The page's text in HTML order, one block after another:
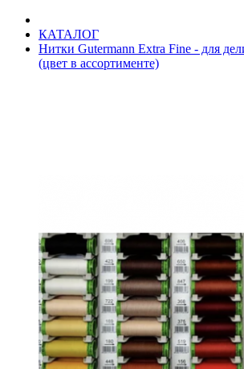
КАТАЛОГ
Нитки Gutermann Extra Fine - для
(цвет в ассортименте)